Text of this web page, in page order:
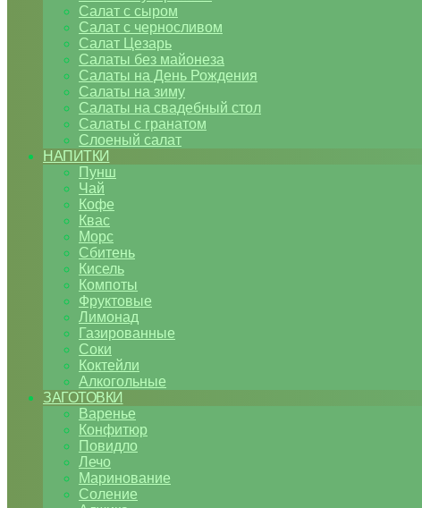
Салат с сыром
Салат с черносливом
Салат Цезарь
Салаты без майонеза
Салаты на День Рождения
Салаты на зиму
Салаты на свадебный стол
Салаты с гранатом
Слоеный салат
НАПИТКИ
Пунш
Чай
Кофе
Квас
Морс
Сбитень
Кисель
Компоты
Фруктовые
Лимонад
Газированные
Соки
Коктейли
Алкогольные
ЗАГОТОВКИ
Варенье
Конфитюр
Повидло
Лечо
Маринование
Соление